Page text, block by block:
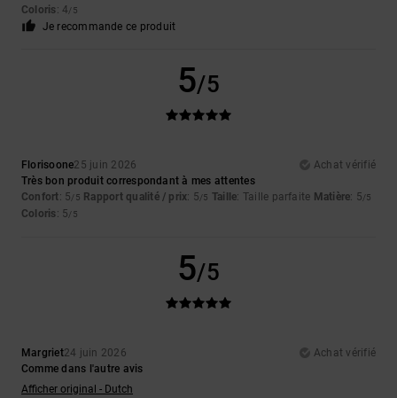
Coloris: 4/5
Je recommande ce produit
5/5
Florisoone25 juin 2026
Achat vérifié
Très bon produit correspondant à mes attentes
Confort: 5/5 Rapport qualité / prix: 5/5 Taille: Taille parfaite Matière: 5/5
Coloris: 5/5
5/5
Margriet24 juin 2026
Achat vérifié
Comme dans l'autre avis
Afficher original - Dutch